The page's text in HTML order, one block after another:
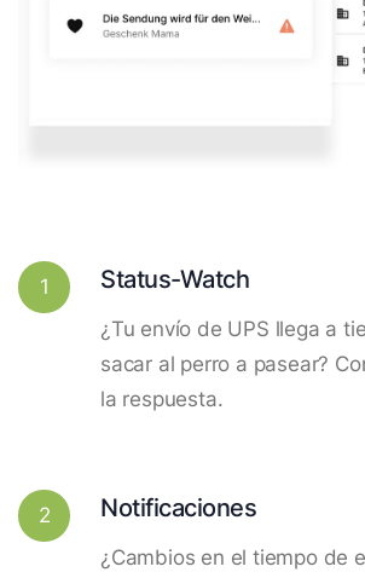
1 Status-Watch
¿Tu envío de UPS llega a
sacar al perro a pasear?
la respuesta.
2 Notificaciones
¿Cambios en el tiempo de